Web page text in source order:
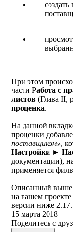
При этом
части Работа с
листов (Глава II,
проценка.
На данной
проценки
поставщиком»,
Настройки ►
документации),
применяется
Описанный выше
на вашем проекте
версии ниже 2.17.
15 марта 2018
Поделитесь с